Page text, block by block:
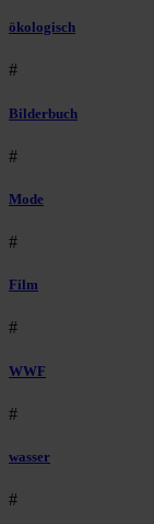
ökologisch
#
Bilderbuch
#
Mode
#
Film
#
WWF
#
wasser
#